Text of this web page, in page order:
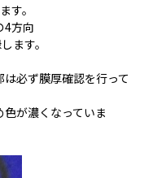
す。
4方向
ます。
必ず膜厚確認を行って
色が濃くなっていま